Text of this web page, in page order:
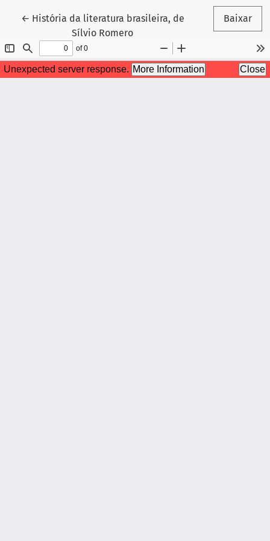
← Voltar aos Detalhes do Artigo
História da literatura brasileira, de
Sílvio Romero
Baixar